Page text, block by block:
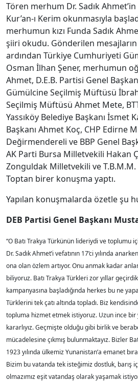
Tören merhum Dr. Sadık
Kur’an-ı Kerim okunmasıyla
merhumun kızı Funda Sadık
şiiri okudu. Gönderilen mesajların
ardından Türkiye Cumhuriyeti
Osman İlhan Şener, merhumun
Ahmet, D.E.B. Partisi Genel
Gümülcine Seçilmiş Müftüsü
Seçilmiş Müftüsü Ahmet Mete,
Yassıköy Belediye Başkanı İsmet
Başkanı Ahmet Koç, CHP Edirne
Değirmendereli ve BBP Genel
AK Parti Bursa Milletvekili Hakan
Zonguldak Milletvekili ve T.B.M.M.
Toptan birer konuşma yaptı.
Yapılan konuşmalarda özetle şu
DEB Partisi Genel Başkanı
“O Batı Trakya Türkünün lideriydi ve toplumu
Dr. Sadık Ahmet’i vefatının 17’ci yılında
ona olan özlem artıyor. Onu anmak kadar
biliyoruz. Batı Trakya Türkleri zor yıllar
kampanyasına başladığında herkes bu ne
Türklerini tek çatı altında topladı. Biz
topluma hizmet etmek istiyoruz. Uzun ince
kararlıyız. Geçmişte olduğu gibi birlik ve
mücadelesine çıkmış bulunmaktayız. Bizler
1923 yılında ülkemiz Yunanistan’a emanet
Bizim bu vatanda tek isteğimiz dostluk, barış
olmazımız eşit vatandaş olarak yaşamak